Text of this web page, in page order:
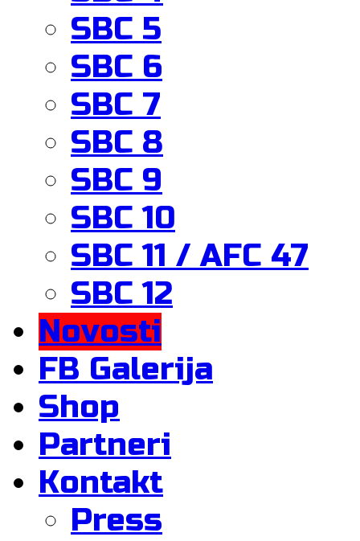
SBC 5
SBC 6
SBC 7
SBC 8
SBC 9
SBC 10
SBC 11 / AFC 47
SBC 12
Novosti
FB Galerija
Shop
Partneri
Kontakt
Press